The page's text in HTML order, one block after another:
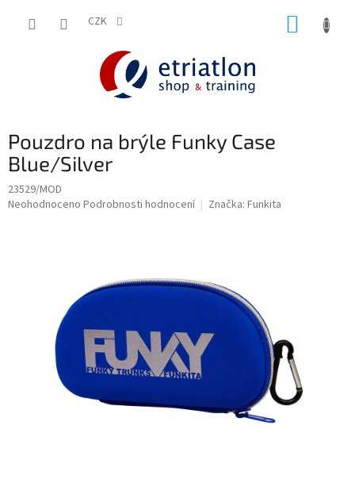
CZK
Pouzdro na brýle Funky Case
Blue/Silver
23529/MOD
Průměrné
Neohodnoceno Podrobnosti hodnocení Značka: Funkita
shop.etriatlon.cz - Chat